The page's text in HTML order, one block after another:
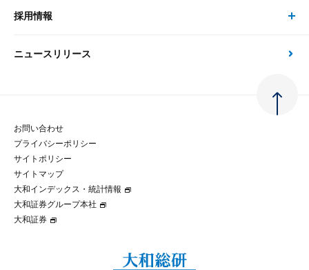
大和総研の強み
先端テクノロジーに基づく新たな価値の創出
政策分析
金融経済教育等
コラム
次世代社会への貢献
マルチステークホルダー方針
パートナーシップ構築宣言
会社情報 トップ
会社概要・役員一覧
大和総研の歩み
グループ会社
採用情報
採用情報 トップ
経験者採用
ニュースリリース
お問い合わせ
プライバシーポリシー
サイトポリシー
サイトマップ
大和インデックス・統計情報
大和証券グループ本社
大和証券